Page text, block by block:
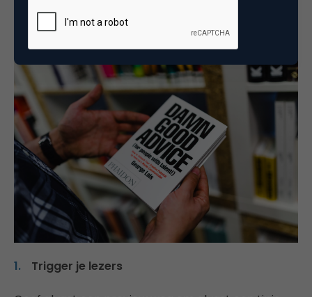
exemplaar (eventueel digitaal) of enkele
hoofdstukken toe.
Trigger je lezers